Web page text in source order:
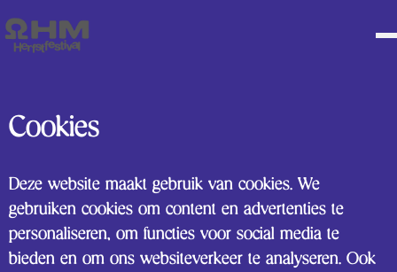
Cookies
Deze website maakt gebruik van cookies. We
gebruiken cookies om content en advertenties te
personaliseren, om functies voor social media te
bieden en om ons websiteverkeer te analyseren. Ook